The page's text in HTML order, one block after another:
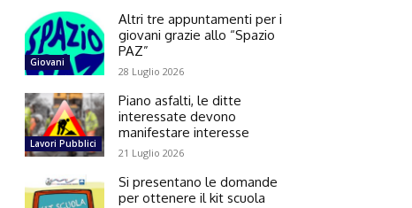
Giovani
Altri tre appuntamenti per i
giovani grazie allo “Spazio
PAZ”
28 Luglio 2026
Lavori Pubblici
Piano asfalti, le ditte
interessate devono
manifestare interesse
21 Luglio 2026
Si presentano le domande
per ottenere il kit scuola